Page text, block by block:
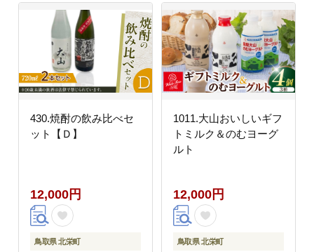
430.焼酎の飲み比べセ
ット【Ｄ】
12,000円
鳥取県 北栄町
1011.大山おいしいギフ
トミルク＆のむヨーグ
ルト
12,000円
鳥取県 北栄町